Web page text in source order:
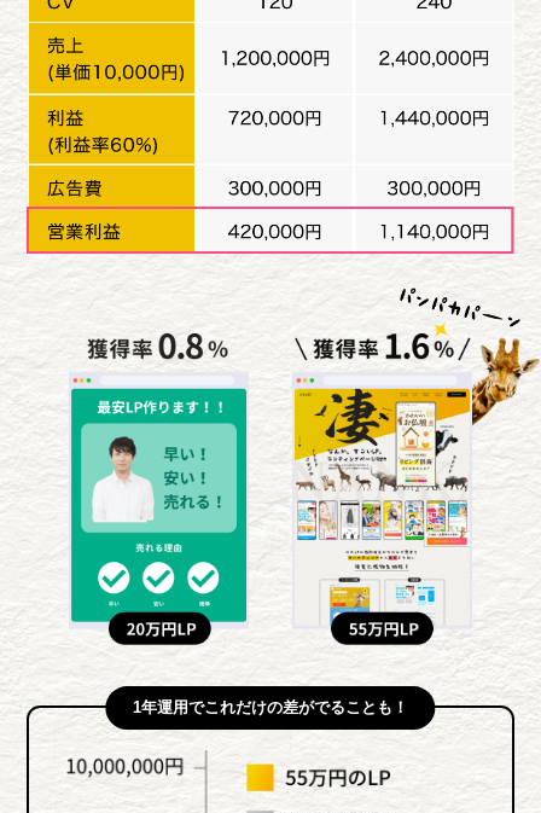
1年運用でこれだけの差がでることも！